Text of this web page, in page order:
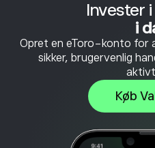
Invester
i
Opret en eToro-konto for
sikker, brugervenlig
Køb